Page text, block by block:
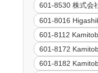
601-8530 株式
601-8016
601-8112
601-8172
601-8182